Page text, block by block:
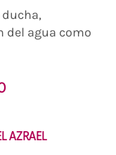
ducha,
del agua como
AZRAEL